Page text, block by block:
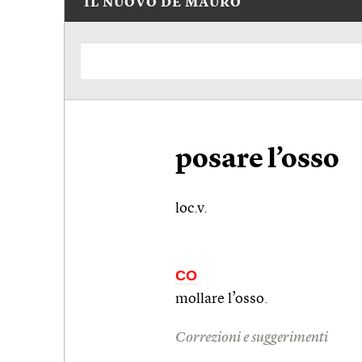
IL NUOVO DE MAURO
posare l’osso
loc.v.
CO
mollare l’osso.
Correzioni e suggerimenti